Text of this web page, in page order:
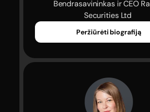
Securities Ltd
Peržiūrėti biografiją